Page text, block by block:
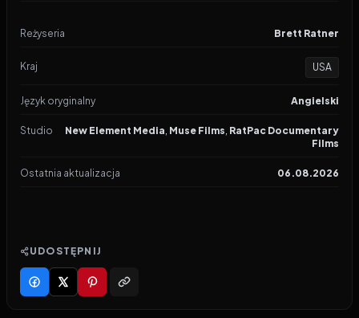
Reżyseria Brett Ratner
Kraj USA
Język oryginalny Angielski
Studio New Element Media, Muse Films, RatPac Documentary
Films
Ostatnia aktualizacja 06.08.2026
UDOSTĘPNIJ